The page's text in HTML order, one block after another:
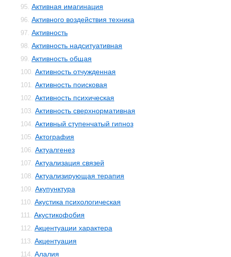
95. Активная имагинация
96. Активного воздействия техника
97. Активность
98. Активность надситуативная
99. Активность общая
100. Активность отчужденная
101. Активность поисковая
102. Активность психическая
103. Активность сверхнормативная
104. Активный ступенчатый гипноз
105. Актография
106. Актуалгенез
107. Актуализация связей
108. Актуализирующая терапия
109. Акупунктура
110. Акустика психологическая
111. Акустикофобия
112. Акцентуации характера
113. Акцентуация
114. Алалия